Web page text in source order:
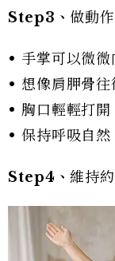
Step3 、 做動
• 手掌可以微微
• 想像肩胛骨往
• 胸口輕輕打開
• 保持呼吸自然
Step4 、 維持